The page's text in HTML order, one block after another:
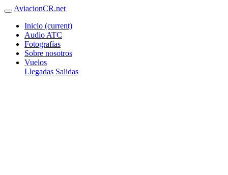
AviacionCR.net
Inicio (current)
Audio ATC
Fotografías
Sobre nosotros
Vuelos
Llegadas Salidas